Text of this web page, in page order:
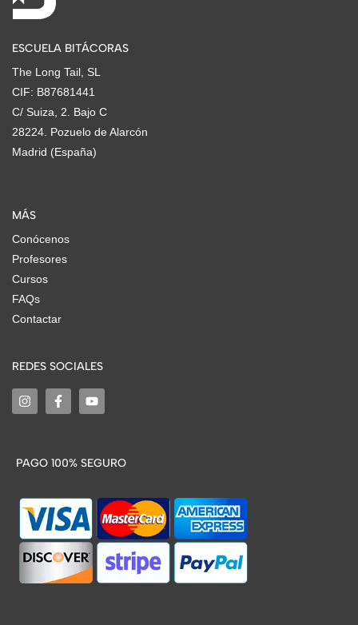
ESCUELA BITÁCORAS
The Long Tail, SL
CIF: B87681441
C/ Suiza, 2. Bajo C
28224. Pozuelo de Alarcón
Madrid (España)
MÁS
Conócenos
Profesores
Cursos
FAQs
Contactar
REDES SOCIALES
PAGO 100% SEGURO